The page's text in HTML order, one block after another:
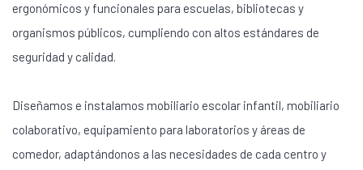
ergonómicos y funcionales para escuelas, bibliotecas y
organismos públicos, cumpliendo con altos estándares de
seguridad y calidad.
Diseñamos e instalamos mobiliario escolar infantil, mobiliario
colaborativo, equipamiento para laboratorios y áreas de
comedor, adaptándonos a las necesidades de cada centro y